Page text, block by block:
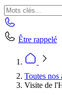
Être rappelé
Toutes nos
Visite de